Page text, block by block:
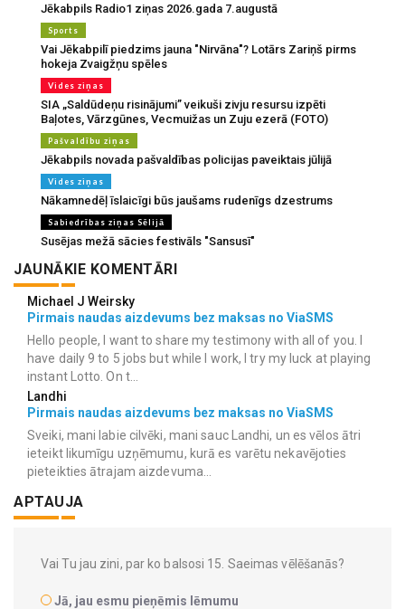
Jēkabpils Radio1 ziņas 2026.gada 7.augustā
Sports
Vai Jēkabpilī piedzims jauna "Nirvāna"? Lotārs Zariņš pirms
hokeja Zvaigžņu spēles
Vides ziņas
SIA „Saldūdeņu risinājumi” veikuši zivju resursu izpēti
Baļotes, Vārzgūnes, Vecmuižas un Zuju ezerā (FOTO)
Pašvaldību ziņas
Jēkabpils novada pašvaldības policijas paveiktais jūlijā
Vides ziņas
Nākamnedēļ īslaicīgi būs jaušams rudenīgs dzestrums
Sabiedrības ziņas Sēlijā
Susējas mežā sācies festivāls "Sansusī"
JAUNĀKIE KOMENTĀRI
Michael J Weirsky
Pirmais naudas aizdevums bez maksas no ViaSMS
Hello people, I want to share my testimony with all of you. I
have daily 9 to 5 jobs but while I work, I try my luck at playing
instant Lotto. On t...
Landhi
Pirmais naudas aizdevums bez maksas no ViaSMS
Sveiki, mani labie cilvēki, mani sauc Landhi, un es vēlos ātri
ieteikt likumīgu uzņēmumu, kurā es varētu nekavējoties
pieteikties ātrajam aizdevuma...
APTAUJA
Vai Tu jau zini, par ko balsosi 15. Saeimas vēlēšanās?
Jā, jau esmu pieņēmis lēmumu